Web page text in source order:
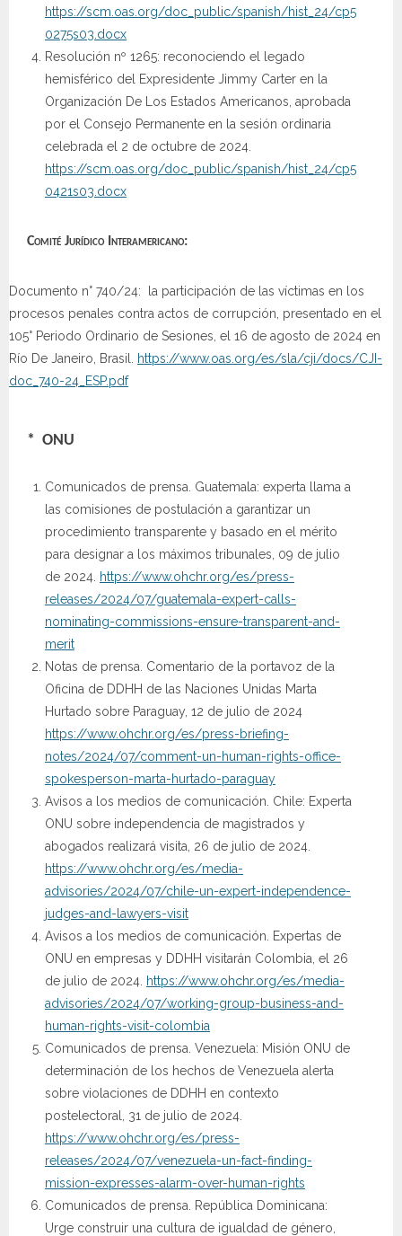
https://scm.oas.org/doc_public/spanish/hist_24/cp5
0275s03.docx
Resolución nº 1265: reconociendo el legado
hemisférico del Expresidente Jimmy Carter en la
Organización De Los Estados Americanos, aprobada
por el Consejo Permanente en la sesión ordinaria
celebrada el 2 de octubre de 2024.
https://scm.oas.org/doc_public/spanish/hist_24/cp5
0421s03.docx
Comité Jurídico Interamericano:
Documento n° 740/24: la participación de las víctimas en los
procesos penales contra actos de corrupción, presentado en el
105° Periodo Ordinario de Sesiones, el 16 de agosto de 2024 en
Río De Janeiro, Brasil.
https://www.oas.org/es/sla/cji/docs/CJI-
doc_740-24_ESP.pdf
* ONU
Comunicados de prensa. Guatemala: experta llama a
las comisiones de postulación a garantizar un
procedimiento transparente y basado en el mérito
para designar a los máximos tribunales, 09 de julio
de 2024. https://www.ohchr.org/es/press-
releases/2024/07/guatemala-expert-calls-
nominating-commissions-ensure-transparent-and-
merit
Notas de prensa. Comentario de la portavoz de la
Oficina de DDHH de las Naciones Unidas Marta
Hurtado sobre Paraguay, 12 de julio de 2024
https://www.ohchr.org/es/press-briefing-
notes/2024/07/comment-un-human-rights-office-
spokesperson-marta-hurtado-paraguay
Avisos a los medios de comunicación. Chile: Experta
ONU sobre independencia de magistrados y
abogados realizará visita, 26 de julio de 2024.
https://www.ohchr.org/es/media-
advisories/2024/07/chile-un-expert-independence-
judges-and-lawyers-visit
Avisos a los medios de comunicación. Expertas de
ONU en empresas y DDHH visitarán Colombia, el 26
de julio de 2024. https://www.ohchr.org/es/media-
advisories/2024/07/working-group-business-and-
human-rights-visit-colombia
Comunicados de prensa. Venezuela: Misión ONU de
determinación de los hechos de Venezuela alerta
sobre violaciones de DDHH en contexto
postelectoral, 31 de julio de 2024.
https://www.ohchr.org/es/press-
releases/2024/07/venezuela-un-fact-finding-
mission-expresses-alarm-over-human-rights
Comunicados de prensa. República Dominicana:
Urge construir una cultura de igualdad de género,